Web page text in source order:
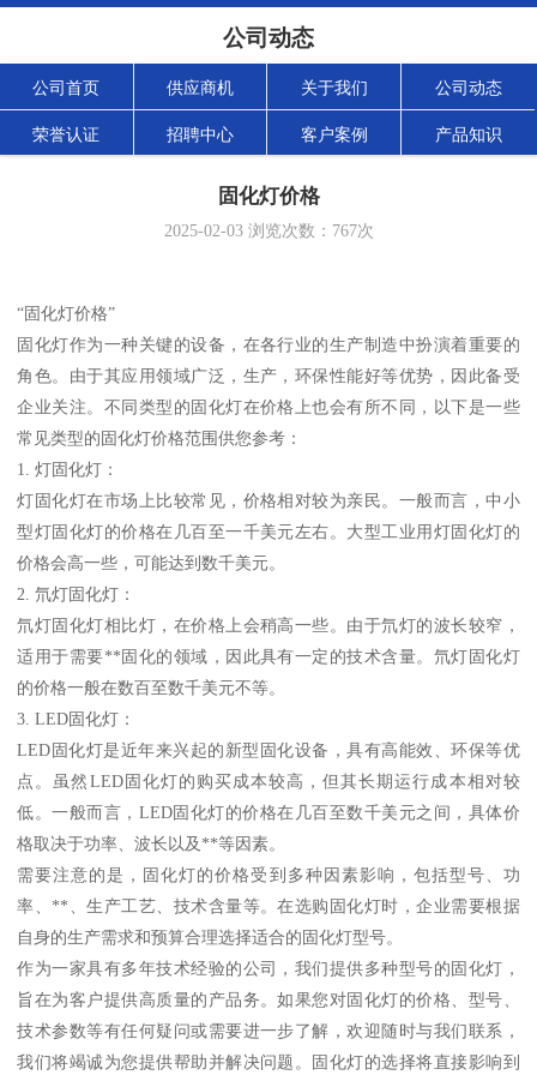
公司动态
公司首页 供应商机 关于我们 公司动态
荣誉认证 招聘中心 客户案例 产品知识
固化灯价格
2025-02-03浏览次数： 767次
“固化灯价格”
固化灯作为一种关键的设备，在各行业的生产制造中扮演着重要的
角色。由于其应用领域广泛，生产，环保性能好等优势，因此备受
企业关注。不同类型的固化灯在价格上也会有所不同，以下是一些
常见类型的固化灯价格范围供您参考：
1. 灯固化灯：
灯固化灯在市场上比较常见，价格相对较为亲民。一般而言，中小
型灯固化灯的价格在几百至一千美元左右。大型工业用灯固化灯的
价格会高一些，可能达到数千美元。
2. 氘灯固化灯：
氘灯固化灯相比灯，在价格上会稍高一些。由于氘灯的波长较窄，
适用于需要**固化的领域，因此具有一定的技术含量。氘灯固化灯
的价格一般在数百至数千美元不等。
3. LED固化灯：
LED固化灯是近年来兴起的新型固化设备，具有高能效、环保等优
点。虽然LED固化灯的购买成本较高，但其长期运行成本相对较
低。一般而言，LED固化灯的价格在几百至数千美元之间，具体价
格取决于功率、波长以及**等因素。
需要注意的是，固化灯的价格受到多种因素影响，包括型号、功
率、**、生产工艺、技术含量等。在选购固化灯时，企业需要根据
自身的生产需求和预算合理选择适合的固化灯型号。
作为一家具有多年技术经验的公司，我们提供多种型号的固化灯，
旨在为客户提供高质量的产品务。如果您对固化灯的价格、型号、
技术参数等有任何疑问或需要进一步了解，欢迎随时与我们联系，
我们将竭诚为您提供帮助并解决问题。固化灯的选择将直接影响到